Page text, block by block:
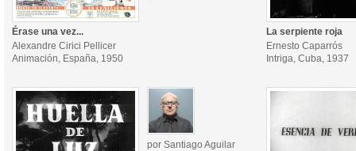
Érase una vez...
Alexandre Cirici Pellicer
Animación, España, 1950
La serpiente roja
Ernesto Caparrós
Intriga, Cuba, 1937
por Santiago Aguilar